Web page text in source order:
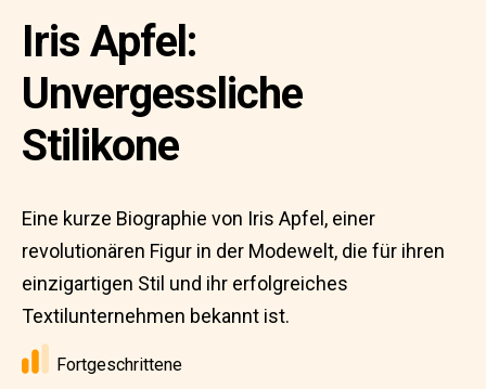
Iris Apfel:
Unvergessliche
Stilikone
Eine kurze Biographie von Iris Apfel, einer
revolutionären Figur in der Modewelt, die für ihren
einzigartigen Stil und ihr erfolgreiches
Textilunternehmen bekannt ist.
Fortgeschrittene